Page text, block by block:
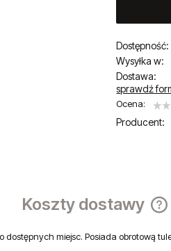
Dostępność:
Wysyłka w:
Dostawa:
sprawdź
Ocena:
Producent:
Koszty dostawy
miejsc. Posiada obrotową